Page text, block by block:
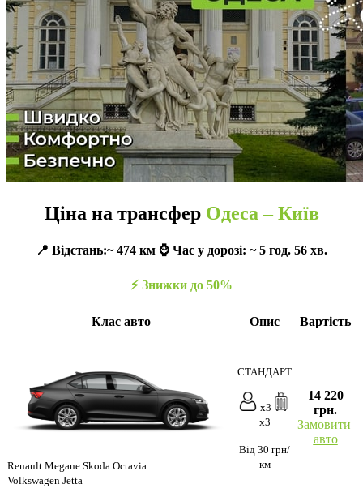
Ціна на трансфер Одеса – Київ
📍 Відстань:~ 474 км ⌚️ Час у дорозі: ~ 5 год. 56 хв.
⚡️ Знижки до 50%
Клас авто Опис Вартість
Renault Megane Skoda Octavia
Volkswagen Jetta
СТАНДАРТ
x3
x3
Від 30 грн/
км
14 220
грн.
Замовити
авто